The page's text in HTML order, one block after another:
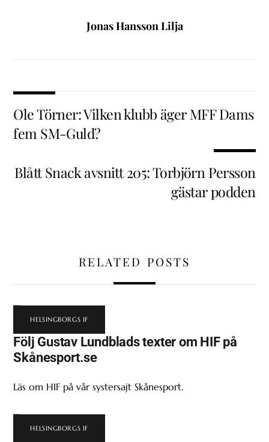
Jonas Hansson Lilja
Ole Törner: Vilken klubb äger MFF Dams
fem SM-Guld?
Blått Snack avsnitt 205: Torbjörn Persson
gästar podden
RELATED POSTS
HELSINGBORGS IF
Följ Gustav Lundblads texter om HIF på
Skånesport.se
Läs om HIF på vår systersajt Skånesport.
HELSINGBORGS IF